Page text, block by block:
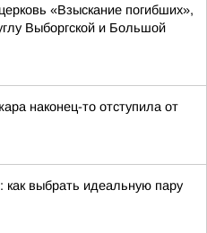
«Взыскание погибших»,
Выборгской и Большой
наконец-то отступила от
как выбрать идеальную пару